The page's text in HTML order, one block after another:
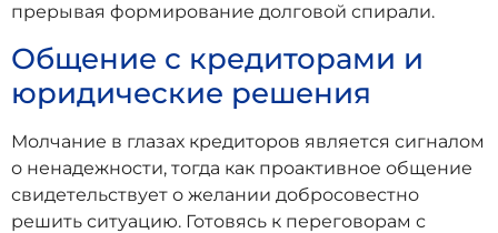
прерывая формирование долговой спирали.
Общение с кредиторами и
юридические решения
Молчание в глазах кредиторов является сигналом
о ненадежности, тогда как проактивное общение
свидетельствует о желании добросовестно
решить ситуацию. Готовясь к переговорам с